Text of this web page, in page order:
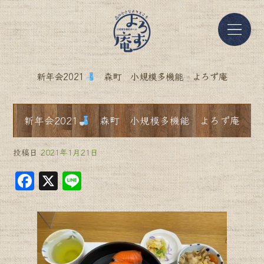
新年会2021 森町 小規模多機能 よろず庵
新年会2021 森町 小規模多機能 よろず庵
投稿日 2021年1月21日
F
a
c
e
b
X Li
n
e